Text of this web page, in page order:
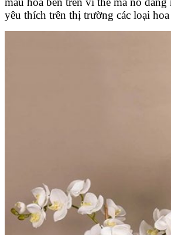
yêu thích trên thị trường các loại